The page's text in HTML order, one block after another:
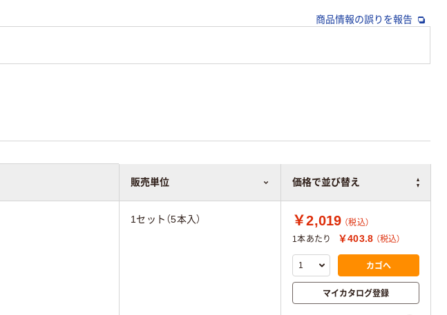
商品情報の誤りを報告
販売単位 価格で並び替え
1セット（5本入） ￥2,019 （税込）
1本あたり
￥403.8 （税込）
カゴへ
マイカタログ登録